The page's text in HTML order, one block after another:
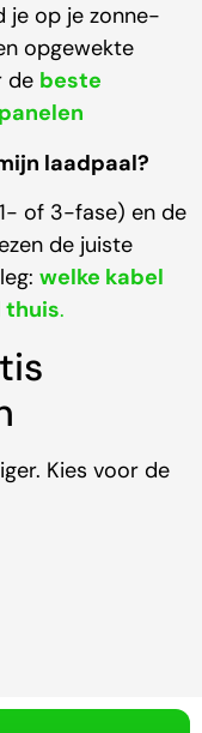
je op je zonne-
opgewekte
de beste
laadpaal?
of 3-fase) en de
de juiste
welke kabel
thuis.
Kies voor de